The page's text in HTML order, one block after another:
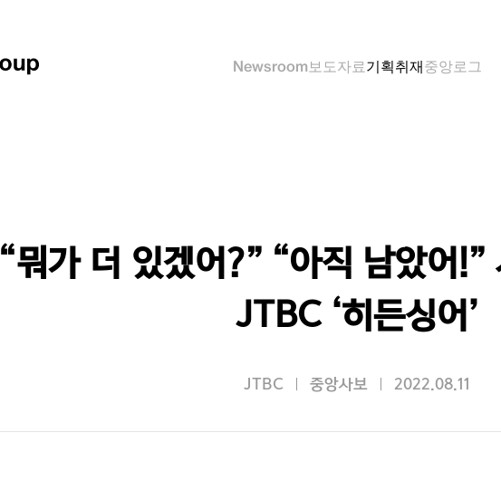
Newsroom보도자료기획취재중앙로그
“뭐가 더 있겠어?” “아직 남았어!”
JTBC ‘히든싱어’
JTBC 중앙사보 2022.08.11